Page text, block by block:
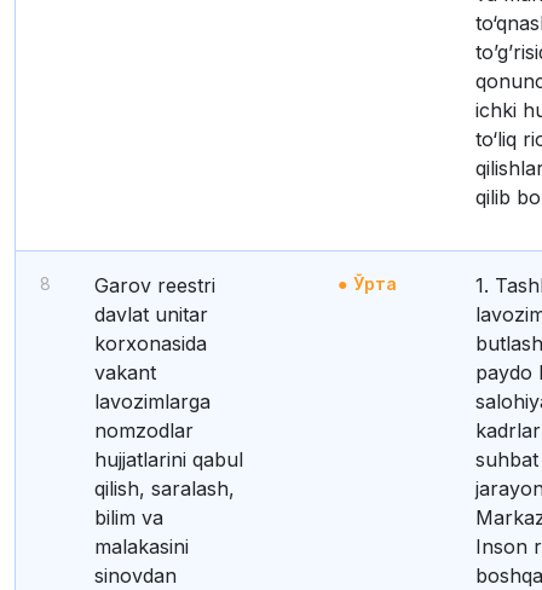
ichki
to‘liq
qilib
8
Garov reestri
davlat unitar
korxonasida
vakant
lavozimlarga
nomzodlar
hujjatlarini qabul
qilish, saralash,
bilim va
malakasini
sinovdan
Ўрта
1. Tashkilotda
paydo
suhbat
Inson